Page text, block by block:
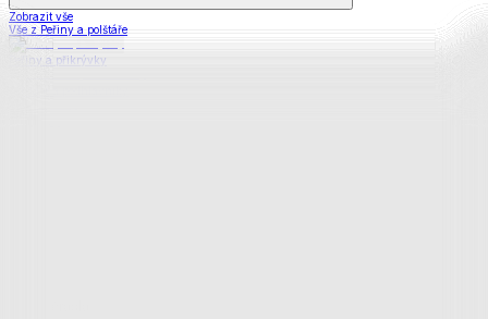
Zobrazit vše
Vše z Peřiny a polštáře
Peřiny a přikrývky